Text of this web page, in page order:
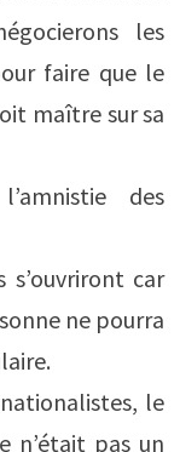
les
faire que le
maître sur sa
des
s’ouvriront car
ne pourra
le
n’était pas un